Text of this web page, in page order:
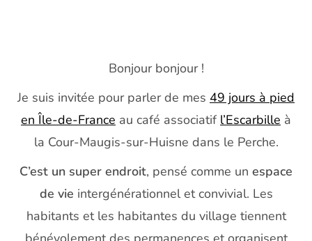
Bonjour bonjour !
Je suis invitée pour parler de mes 49 jours à pied
en Île-de-France au café associatif l’Escarbille à
la Cour-Maugis-sur-Huisne dans le Perche.
C’est un super endroit, pensé comme un espace
de vie intergénérationnel et convivial. Les
habitants et les habitantes du village tiennent